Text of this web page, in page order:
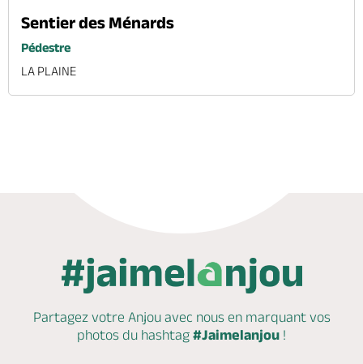
Sentier des Ménards
Pédestre
LA PLAINE
Partagez votre Anjou avec nous en marquantvos
photos du hashtag #Jaimelanjou !